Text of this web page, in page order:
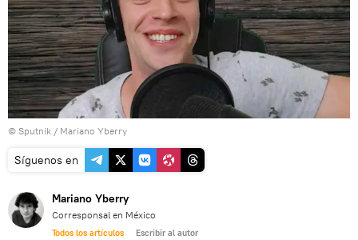
© Sputnik / Mariano Yberry
Síguenos en
Mariano Yberry
Corresponsal en México
Todos los artículos Escribir al autor